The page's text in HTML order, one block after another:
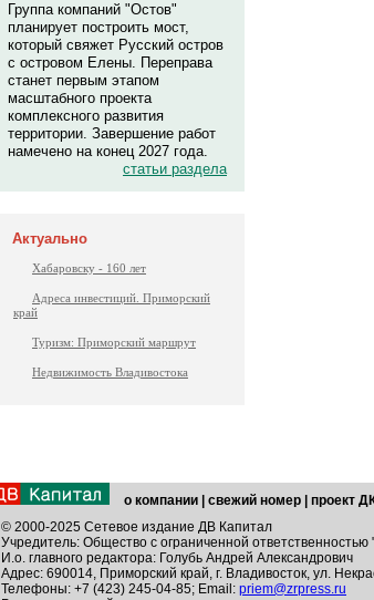
Группа компаний "Остов"
планирует построить мост,
который свяжет Русский остров
с островом Елены. Переправа
станет первым этапом
масштабного проекта
комплексного развития
территории. Завершение работ
намечено на конец 2027 года.
статьи раздела
Актуально
Хабаровску - 160 лет
Адреса инвестиций. Приморский
край
Туризм: Приморский маршрут
Недвижимость Владивостока
о компании свежий номер проект
© 2000-2025 Сетевое издание ДВ Капитал
Учредитель: Общество с ограниченной
И.о. главного редактора: Голубь Андрей Александрович
Адрес: 690014, Приморский край, г. Владивосток, ул.
Телефоны: +7 (423) 245-04-85; Email: priem@zrpress.ru